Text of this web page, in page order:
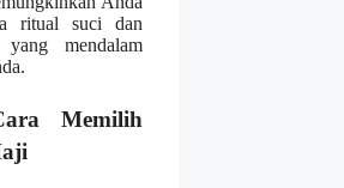
ritual suci dan
mendalam
Memilih